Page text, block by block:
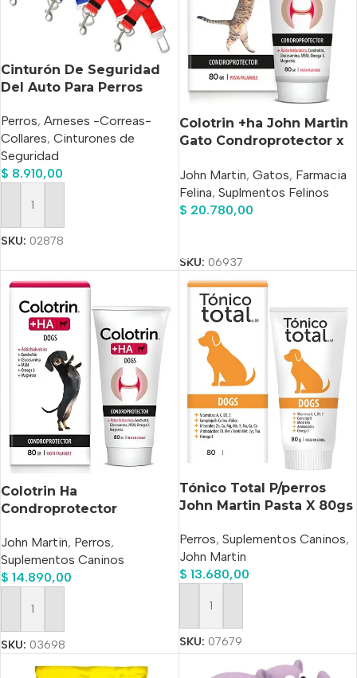
Cinturón De Seguridad
Del Auto Para Perros
Mm 40/65 Cm
Perros, Arneses -Correas-
Collares, Cinturones de
Seguridad
$ 8.910,00
Añadir Al Carrito
SKU: 02878
Colotrin +ha John Martin
Gato Condroprotector x
John Martin, Gatos, Farmacia
Felina, Suplmentos Felinos
$ 20.780,00
SKU: 06937
Colotrin Ha
Condroprotector
80grs
John Martin, Perros,
Suplementos Caninos
$ 14.890,00
Añadir Al Carrito
SKU: 03698
Tónico Total P/perros
John Martin Pasta X 80gs
Perros, Suplementos Caninos,
John Martin
$ 13.680,00
Añadir Al Carrito
SKU: 07679